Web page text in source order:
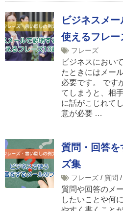
ビジネスメ
使えるフレー
フレーズ
ビジネスにおい
たときにはメー
必要です。 です
てしまうと、相
に話がこじれて
意が必要 …
質問・回答を
ズ集
フレーズ / 質問 /
質問や回答のメ
したいことや何